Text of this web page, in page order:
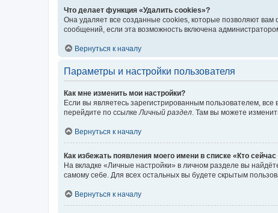
Что делает функция «Удалить cookies»?
Она удаляет все созданные cookies, которые позволяют вам
сообщений, если эта возможность включена
Вернуться к началу
Параметры и настройки пользователя
Как мне изменить мои настройки?
Если вы являетесь зарегистрированным пользователем,
перейдите по ссылке Личный раздел . Там вы можете
Вернуться к началу
Как избежать появления моего имени в списке «Кто
На вкладке «Личные настройки» в личном разделе вы
самому себе. Для всех остальных вы будете скрытым
Вернуться к началу